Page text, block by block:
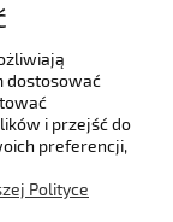
0,00 zł
dostosować
i przejść do
preferencji,
Polityce